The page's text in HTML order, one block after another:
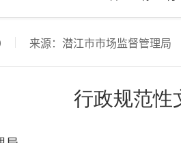
来源：潜江市市场监督管理局
行政规范性